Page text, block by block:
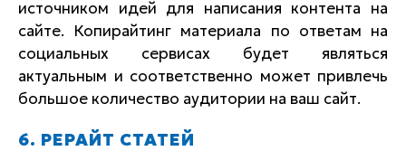
источником идей для написания контента на
сайте. Копирайтинг материала по ответам на
социальных сервисах будет являться
актуальным и соответственно может привлечь
большое количество аудитории на ваш сайт.
6. РЕРАЙТ СТАТЕЙ